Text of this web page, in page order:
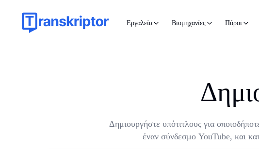
Εργαλεία Βιομηχανίες Πόροι
Δημιουργήστε υπότιτλους για
έναν σύνδεσμο YouTube, και